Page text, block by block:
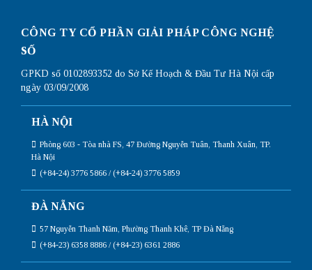
CÔNG TY CỔ PHẦN GIẢI PHÁP CÔNG NGHỆ
SỐ
GPKD số 0102893352 do Sở Kế Hoạch & Đầu Tư Hà Nội cấp
ngày 03/09/2008
HÀ NỘI
Phòng 603 - Tòa nhà FS, 47 Đường Nguyễn Tuân, Thanh Xuân, TP.
Hà Nội
(+84-24) 3776 5866 / (+84-24) 3776 5859
ĐÀ NẴNG
57 Nguyễn Thanh Năm, Phường Thanh Khê, TP Đà Nẵng
(+84-23) 6358 8886 / (+84-23) 6361 2886